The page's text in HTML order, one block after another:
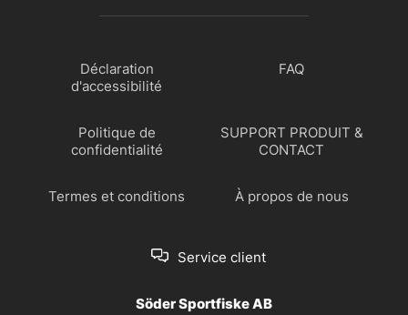
Déclaration
d'accessibilité
FAQ
Politique de
confidentialité
SUPPORT PRODUIT &
CONTACT
Termes et conditions À propos de nous
Service client
Söder Sportfiske AB